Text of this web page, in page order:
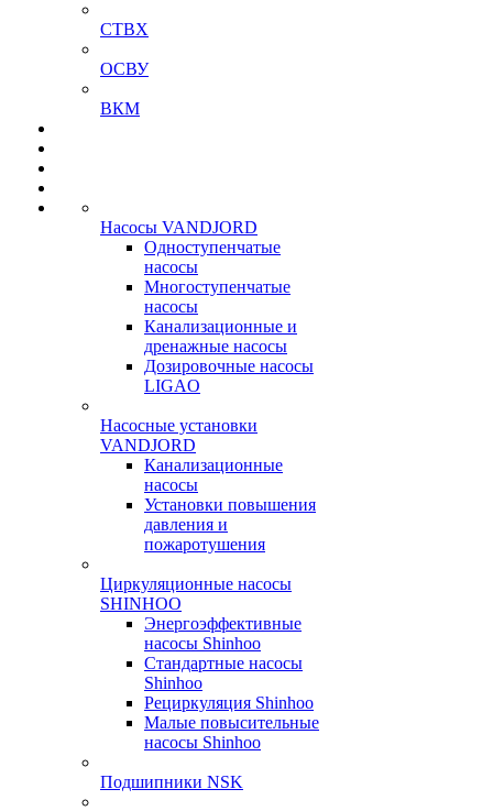
СТВХ
ОСВУ
ВКМ
Насосы VANDJORD
Одноступенчатые
насосы
Многоступенчатые
насосы
Канализационные и
дренажные насосы
Дозировочные насосы
LIGAO
Насосные установки
VANDJORD
Канализационные
насосы
Установки повышения
давления и
пожаротушения
Циркуляционные насосы
SHINHOO
Энергоэффективные
насосы Shinhoo
Стандартные насосы
Shinhoo
Рециркуляция Shinhoo
Малые повысительные
насосы Shinhoo
Подшипники NSK